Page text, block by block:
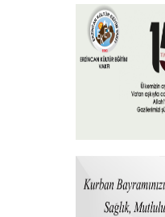
Burs Başvuruları